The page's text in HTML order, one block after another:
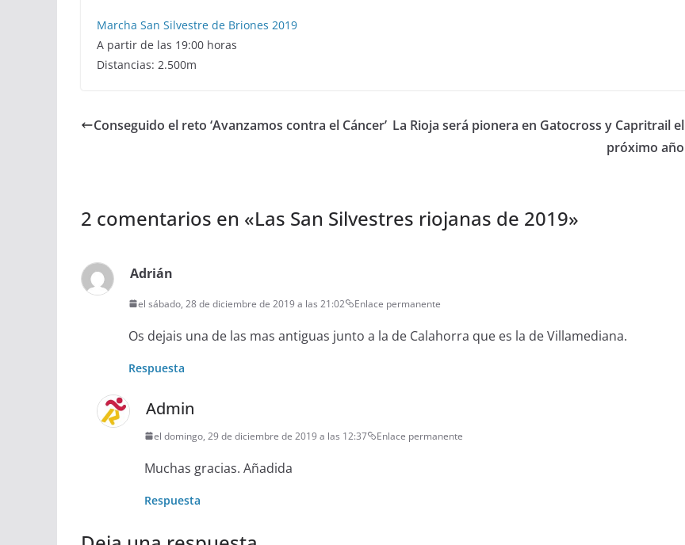
Marcha San Silvestre de Briones 2019
A partir de las 19:00 horas
Distancias: 2.500m
Conseguido el reto ‘Avanzamos contra el Cáncer’ La Rioja será pionera en Gatocross y Capritrail el
próximo año
2 comentarios en «Las San Silvestres riojanas de 2019»
Adrián
el sábado, 28 de diciembre de 2019 a las 21:02 Enlace permanente
Os dejais una de las mas antiguas junto a la de Calahorra que es la de Villamediana.
Respuesta
Admin
el domingo, 29 de diciembre de 2019 a las 12:37 Enlace permanente
Muchas gracias. Añadida
Respuesta